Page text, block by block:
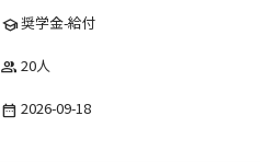
school奨学金-給付
group 20人
date_range 2026-09-18